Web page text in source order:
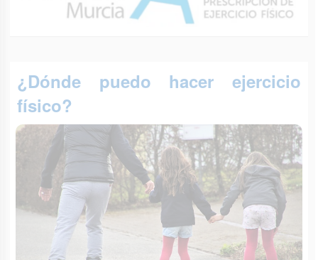
¿Dónde puedo hacer ejercicio
físico?